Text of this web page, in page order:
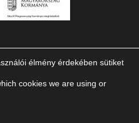
Országos Szövetsége
élmény érdekében sütiket
cookies we are using or